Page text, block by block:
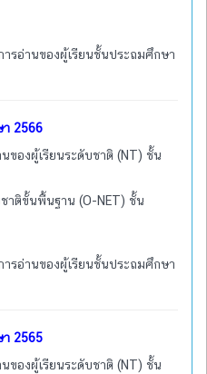
รอ่านของผู้เรียนชั้นประถมศึกษา
า 2566
ของผู้เรียนระดับชาติ (NT) ชั้น
าติขั้นพื้นฐาน (O-NET) ชั้น
รอ่านของผู้เรียนชั้นประถมศึกษา
า 2565
ของผู้เรียนระดับชาติ (NT) ชั้น